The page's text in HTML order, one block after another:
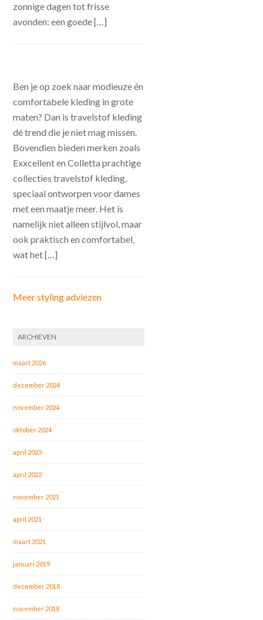
zonnige dagen tot frisse
avonden: een goede […]
Ben je op zoek naar modieuze én
comfortabele kleding in grote
maten? Dan is travelstof kleding
dé trend die je niet mag missen.
Bovendien bieden merken zoals
Exxcellent en Colletta prachtige
collecties travelstof kleding,
speciaal ontworpen voor dames
met een maatje meer. Het is
namelijk niet alleen stijlvol, maar
ook praktisch en comfortabel,
wat het […]
Meer styling adviezen
ARCHIEVEN
maart 2026
december 2024
november 2024
oktober 2024
april 2023
april 2022
november 2021
april 2021
maart 2021
januari 2019
december 2018
november 2018